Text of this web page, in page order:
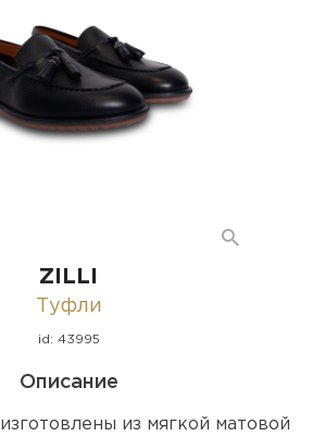
ZILLI
Туфли
id: 43995
Описание
из мягкой матовой